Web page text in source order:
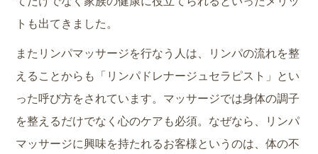
トも出てきました。
またリンパマッサージを行なう人は、リンパの流れを整
えることからも「リンパドレナージュセラピスト」とい
った呼び方をされています。マッサージでは身体の調子
を整えるだけでなく心のケアも必須。なぜなら、リンパ
マッサージに興味を持たれるお客様というのは、体の不